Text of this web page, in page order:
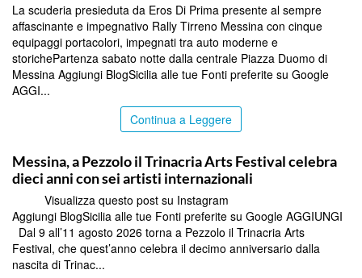
La scuderia presieduta da Eros Di Prima presente al sempre
affascinante e impegnativo Rally Tirreno Messina con cinque
equipaggi portacolori, impegnati tra auto moderne e
storichePartenza sabato notte dalla centrale Piazza Duomo di
Messina Aggiungi BlogSicilia alle tue Fonti preferite su Google
AGGI...
Continua a Leggere
Messina, a Pezzolo il Trinacria Arts Festival celebra
dieci anni con sei artisti internazionali
Visualizza questo post su Instagram
Aggiungi BlogSicilia alle tue Fonti preferite su Google AGGIUNGI
Dal 9 all’11 agosto 2026 torna a Pezzolo il Trinacria Arts
Festival, che quest’anno celebra il decimo anniversario dalla
nascita di Trinac...